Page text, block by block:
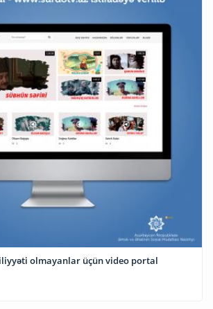
olmayanlar üçün video portal